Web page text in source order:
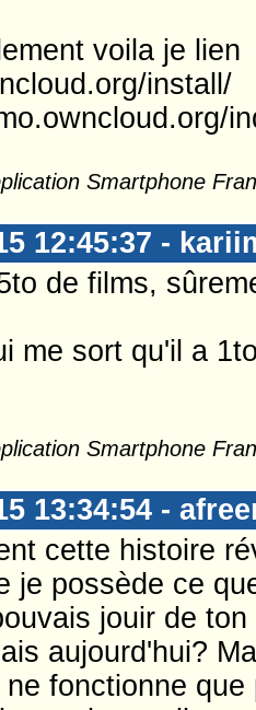
voila je lien
install/
Smartphone
12:45:37 -
de films,
me sort qu'il a
Smartphone
13:34:54 -
cette histoire
je possède ce
jouir de
aujourd'hui?
fonctionne